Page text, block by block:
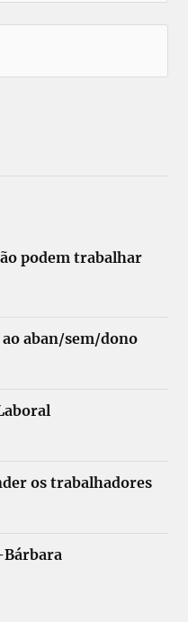
podem trabalhar
aban/sem/dono
os trabalhadores
Bárbara